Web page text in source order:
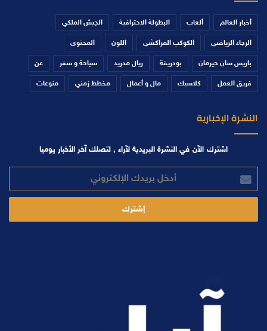
أخبار العالم ألعاب البطولة الاحترافية الجيش الملكي
الرجاء الرياضي الكوكب المراكشي اللون المحتوى
باريس سان جيرمان بودريقة ريال مدريد سياحة و سفر عن
فريق العمل كلاسيك مال و أعمال مخطط زمني منوعات
النشرة الإخبارية
اشترك الآن في النشرة البريدية لآراء , لتصلك آخر الأخبار يوميا
أدخل
بريدك
الإلكتروني